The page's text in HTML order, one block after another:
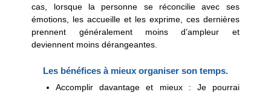
cas, lorsque la personne se réconcilie avec ses
émotions, les accueille et les exprime, ces dernières
prennent généralement moins d’ampleur et
deviennent moins dérangeantes.
Les bénéfices à mieux organiser son temps.
Accomplir davantage et mieux: Je pourrai